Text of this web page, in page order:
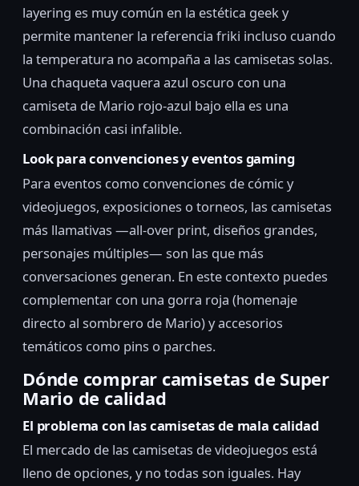
layering es muy común en la estética geek y
permite mantener la referencia friki incluso cuando
la temperatura no acompaña a las camisetas solas.
Una chaqueta vaquera azul oscuro con una
camiseta de Mario rojo-azul bajo ella es una
combinación casi infalible.
Look para convenciones y eventos gaming
Para eventos como convenciones de cómic y
videojuegos, exposiciones o torneos, las camisetas
más llamativas —all-over print, diseños grandes,
personajes múltiples— son las que más
conversaciones generan. En este contexto puedes
complementar con una gorra roja (homenaje
directo al sombrero de Mario) y accesorios
temáticos como pins o parches.
Dónde comprar camisetas de Super
Mario de calidad
El problema con las camisetas de mala calidad
El mercado de las camisetas de videojuegos está
lleno de opciones, y no todas son iguales. Hay